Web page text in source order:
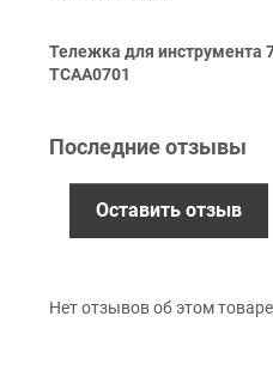
Наличными
Приватбанк
Безналичный расчет (с
12 месяцев официальной
Тележка для инструмента
TCAA0701
Последние отзывы
Оставить отзыв
Нет отзывов об этом